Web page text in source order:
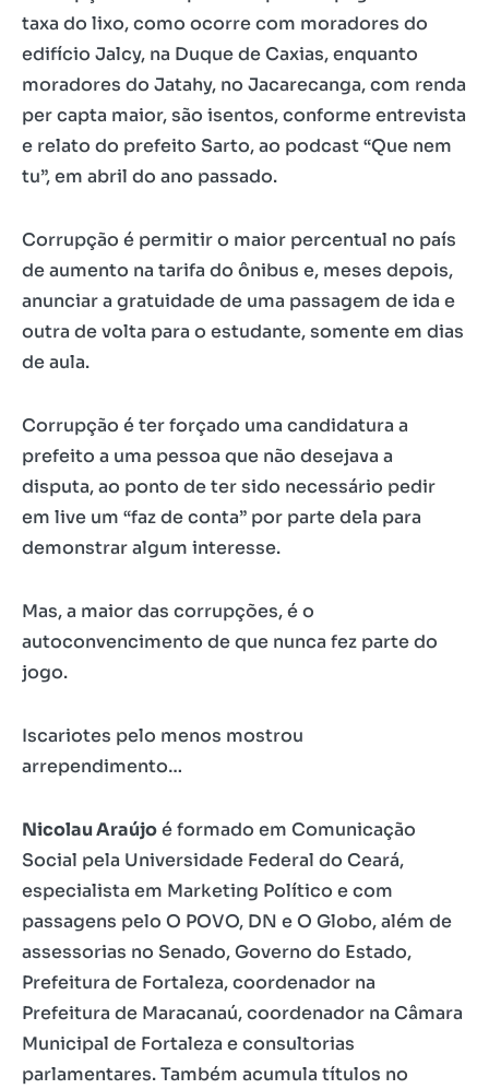
taxa do lixo, como ocorre com moradores do
edifício Jalcy, na Duque de Caxias, enquanto
moradores do Jatahy, no Jacarecanga, com renda
per capta maior, são isentos, conforme entrevista
e relato do prefeito Sarto, ao podcast “Que nem
tu”, em abril do ano passado.
Corrupção é permitir o maior percentual no país
de aumento na tarifa do ônibus e, meses depois,
anunciar a gratuidade de uma passagem de ida e
outra de volta para o estudante, somente em dias
de aula.
Corrupção é ter forçado uma candidatura a
prefeito a uma pessoa que não desejava a
disputa, ao ponto de ter sido necessário pedir
em live um “faz de conta” por parte dela para
demonstrar algum interesse.
Mas, a maior das corrupções, é o
autoconvencimento de que nunca fez parte do
jogo.
Iscariotes pelo menos mostrou
arrependimento…
Nicolau Araújoé formado em Comunicação
Social pela Universidade Federal do Ceará,
especialista em Marketing Político e com
passagens pelo O POVO, DN e O Globo, além de
assessorias no Senado, Governo do Estado,
Prefeitura de Fortaleza, coordenador na
Prefeitura de Maracanaú, coordenador na Câmara
Municipal de Fortaleza e consultorias
parlamentares. Também acumula títulos no